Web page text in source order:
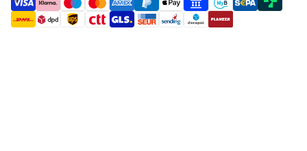
payment methods
shipment methods